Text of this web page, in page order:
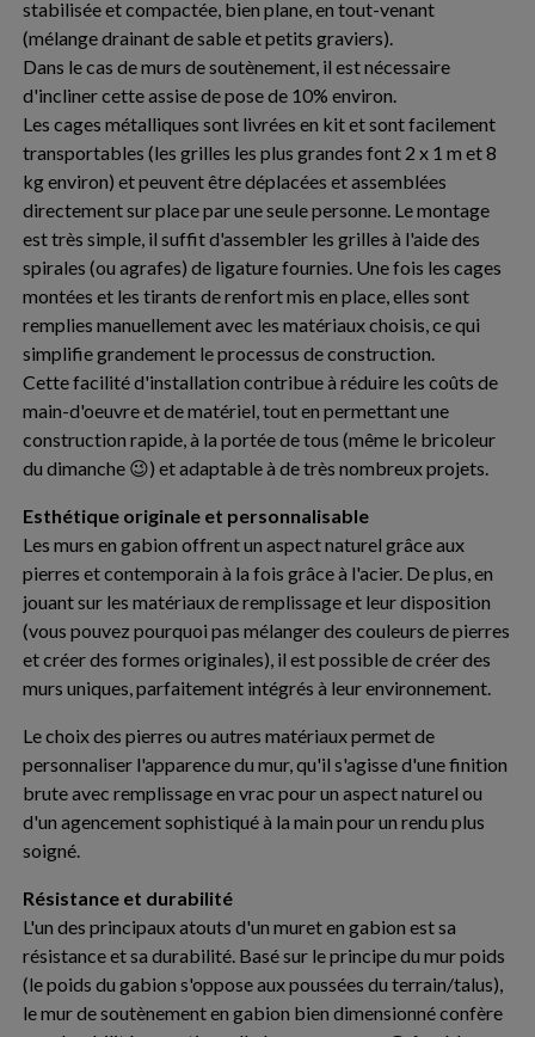
stabilisée et compactée, bien plane, en tout-venant
(mélange drainant de sable et petits graviers).
Dans le cas de murs de soutènement, il est nécessaire
d'incliner cette assise de pose de 10% environ.
Les cages métalliques sont livrées en kit et sont facilement
transportables (les grilles les plus grandes font 2 x 1 m et 8
kg environ) et peuvent être déplacées et assemblées
directement sur place par une seule personne. Le montage
est très simple, il suffit d'assembler les grilles à l'aide des
spirales (ou agrafes) de ligature fournies. Une fois les cages
montées et les tirants de renfort mis en place, elles sont
remplies manuellement avec les matériaux choisis, ce qui
simplifie grandement le processus de construction.
Cette facilité d'installation contribue à réduire les coûts de
main-d'oeuvre et de matériel, tout en permettant une
construction rapide, à la portée de tous (même le bricoleur
du dimanche 😉) et adaptable à de très nombreux projets.
Esthétique originale et personnalisable
Les murs en gabion offrent un aspect naturel grâce aux
pierres et contemporain à la fois grâce à l'acier. De plus, en
jouant sur les matériaux de remplissage et leur disposition
(vous pouvez pourquoi pas mélanger des couleurs de pierres
et créer des formes originales), il est possible de créer des
murs uniques, parfaitement intégrés à leur environnement.
Le choix des pierres ou autres matériaux permet de
personnaliser l'apparence du mur, qu'il s'agisse d'une finition
brute avec remplissage en vrac pour un aspect naturel ou
d'un agencement sophistiqué à la main pour un rendu plus
soigné.
Résistance et durabilité
L'un des principaux atouts d'un muret en gabion est sa
résistance et sa durabilité. Basé sur le principe du mur poids
(le poids du gabion s'oppose aux poussées du terrain/talus),
le mur de soutènement en gabion bien dimensionné confère